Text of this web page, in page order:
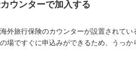
ウンターで加入する
外旅行保険のカウンターが設置されて
場ですぐに申込みができるため、うっか